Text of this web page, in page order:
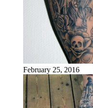
February 25, 2016